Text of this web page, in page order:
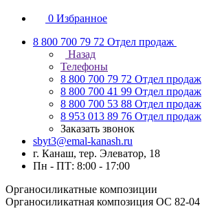
0 Избранное
8 800 700 79 72 Отдел продаж
Назад
Телефоны
8 800 700 79 72 Отдел продаж
8 800 700 41 99 Отдел продаж
8 800 700 53 88 Отдел продаж
8 953 013 89 76 Отдел продаж
Заказать звонок
sbyt3@emal-kanash.ru
г. Канаш, тер. Элеватор, 18
Пн - ПТ: 8:00 - 17:00
Органосиликатные композиции
Органосиликатная композиция ОС 82-04